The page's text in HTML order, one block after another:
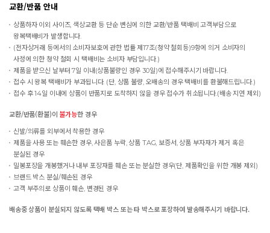
교환/반품 안내
상품하자 이외 사이즈, 색상교환 등 단순 변심에 의한 교환/반품 택배비 고객부담으로
왕복택배비가 발생합니다.
(전자상거래 등에서의 소비자보호에 관한 법률 제17조(청약 철회등)9항에 의거 소비자의
사정에 의한 청약 철회 시 택배비는 소비자 부담입니다.)
제품을 받으신 날부터 7일 이내(상품불량인 경우 30일)에 접수해주시기 바랍니다.
접수 시 왕복 택배비가 부과됩니다. (단, 상품 불량, 오배송의 경우 택배비를 환불해드립니다.)
접수 후 14일 이내에 상품이 반품지로 도착하지 않을 경우 접수가 취소됩니다.(배송 지연 제외)
교환/반품(환불)이 불가능한 경우
신발/의류를 외부에서 착용한 경우
제품을 사용 또는 훼손한 경우, 사은품 누락, 상품 TAG, 보증서, 상품 부자재가 제거 혹은
분실된 경우
밀봉포장을 개봉했거나 내부 포장재를 훼손 또는 분실한 경우(단, 제품확인을 위한 개봉 제외)
브랜드 박스 분실/훼손된 경우
고객 부주의로 상품이 훼손, 변경된 경우
배송중 상품이 분실되지 않도록 택배 박스 또는 타 박스로 포장하여 발송해주시기 바랍니다.